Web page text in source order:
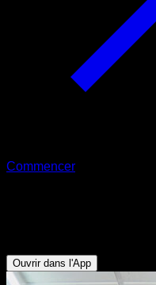
Commencer
Ouvrir dans l'App